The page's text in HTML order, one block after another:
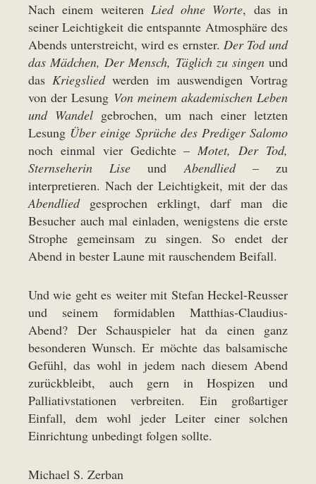
Nach einem weiteren Lied ohne Worte, das in
seiner Leichtigkeit die entspannte Atmosphäre des
Abends unterstreicht, wird es ernster. Der Tod und
das Mädchen, Der Mensch, Täglich zu singenund
dasKriegsliedwerden im auswendigen Vortrag
von der Lesung Von meinem akademischen Leben
und Wandel gebrochen, um nach einer letzten
Lesung Über einige Sprüche des Prediger Salomo
noch einmal vier Gedichte –Motet, Der Tod,
Sternseherin Lise undAbendlied– zu
interpretieren. Nach der Leichtigkeit, mit der das
Abendliedgesprochen erklingt, darf man die
Besucher auch mal einladen, wenigstens die erste
Strophe gemeinsam zu singen. So endet der
Abend in bester Laune mit rauschendem Beifall.
Und wie geht es weiter mit Stefan Heckel-Reusser
und seinem formidablen Matthias-Claudius-
Abend? Der Schauspieler hat da einen ganz
besonderen Wunsch. Er möchte das balsamische
Gefühl, das wohl in jedem nach diesem Abend
zurückbleibt, auch gern in Hospizen und
Palliativstationen verbreiten. Ein großartiger
Einfall, dem wohl jeder Leiter einer solchen
Einrichtung unbedingt folgen sollte.
Michael S. Zerban